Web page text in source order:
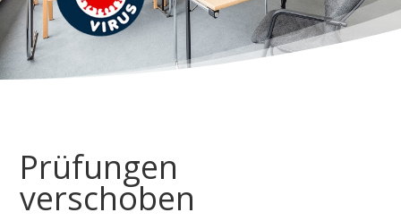
Prüfungen
verschoben